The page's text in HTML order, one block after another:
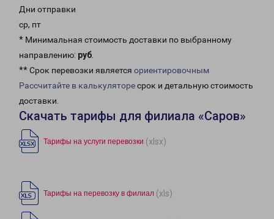
Дни отправки
ср, пт
* Минимальная стоимость доставки по выбранному
направлению: руб.
** Срок перевозки является ориентировочным
Рассчитайте в калькуляторесрок и детальную стоимость
доставки.
Скачать тарифы для филиала «Саров»
Тарифы на услуги перевозки (xlsx)
Тарифы на перевозку в филиал (xls)